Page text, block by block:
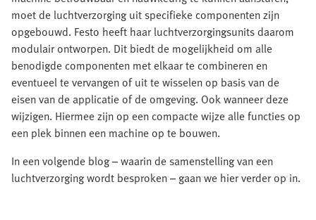
moet de luchtverzorging uit specifieke componenten zijn
opgebouwd. Festo heeft haar luchtverzorgingsunits daarom
modulair ontworpen. Dit biedt de mogelijkheid om alle
benodigde componenten met elkaar te combineren en
eventueel te vervangen of uit te wisselen op basis van de
eisen van de applicatie of de omgeving. Ook wanneer deze
wijzigen. Hiermee zijn op een compacte wijze alle functies op
een plek binnen een machine op te bouwen.
In een volgende blog – waarin de samenstelling van een
luchtverzorging wordt besproken – gaan we hier verder op in.